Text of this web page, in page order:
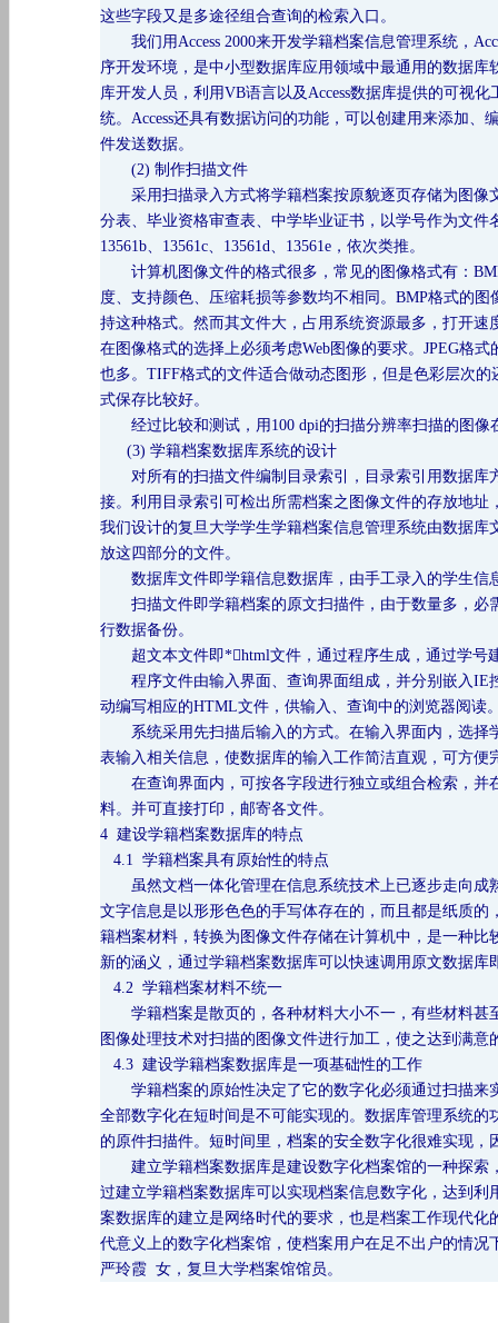
这些字段又是多途径组合查询的检索入口。
我们用Access 2000来开发学籍档案信息管理系统，
序开发环境，是中小型数据库应用领域中最通用的数据库
库开发人员，利用VB语言以及Access数据库提供的可视
统。Access还具有数据访问的功能，可以创建用来添加
件发送数据。
(2) 制作扫描文件
采用扫描录入方式将学籍档案按原貌逐页存储为图像
分表、毕业资格审查表、中学毕业证书，以学号作为文件
13561b、13561c、13561d、13561e，依次类推。
计算机图像文件的格式很多，常见的图像格式有：
度、支持颜色、压缩耗损等参数均不相同。BMP格式的
持这种格式。然而其文件大，占用系统资源最多，打开
在图像格式的选择上必须考虑Web图像的要求。JPEG格
也多。TIFF格式的文件适合做动态图形，但是色彩层次
式保存比较好。
经过比较和测试，用 100 dpi的扫描分辨率扫描的图
(3) 学籍档案数据库系统的设计
对所有的扫描文件编制目录索引，目录索引用数据库
接。利用目录索引可检出所需档案之图像文件的存放地
我们设计的复旦大学学生学籍档案信息管理系统由数据
放这四部分的文件。
数据库文件即学籍信息数据库，由手工录入的学生信
扫描文件即学籍档案的原文扫描件，由于数量多，必
行数据备份。
超文本文件即*html文件，通过程序生成，通过学号
程序文件由输入界面、查询界面组成，并分别嵌入IE
动编写相应的HTML文件，供输入、查询中的浏览器阅读
系统采用先扫描后输入的方式。在输入界面内，选择
表输入相关信息，使数据库的输入工作简洁直观，可方便
在查询界面内，可按各字段进行独立或组合检索，并
料。并可直接打印，邮寄各文件。
4 建设学籍档案数据库的特点
4.1 学籍档案具有原始性的特点
虽然文档一体化管理在信息系统技术上已逐步走向成
文字信息是以形形色色的手写体存在的，而且都是纸质
籍档案材料，转换为图像文件存储在计算机中，是一种
新的涵义，通过学籍档案数据库可以快速调用原文数据
4.2 学籍档案材料不统一
学籍档案是散页的，各种材料大小不一，有些材料甚
图像处理技术对扫描的图像文件进行加工，使之达到满意
4.3 建设学籍档案数据库是一项基础性的工作
学籍档案的原始性决定了它的数字化必须通过扫描来
全部数字化在短时间是不可能实现的。数据库管理系统
的原件扫描件。短时间里，档案的安全数字化很难实现
建立学籍档案数据库是建设数字化档案馆的一种探索
过建立学籍档案数据库可以实现档案信息数字化，达到
案数据库的建立是网络时代的要求，也是档案工作现代
代意义上的数字化档案馆，使档案用户在足不出户的情况
严玲霞 女，复旦大学档案馆馆员。